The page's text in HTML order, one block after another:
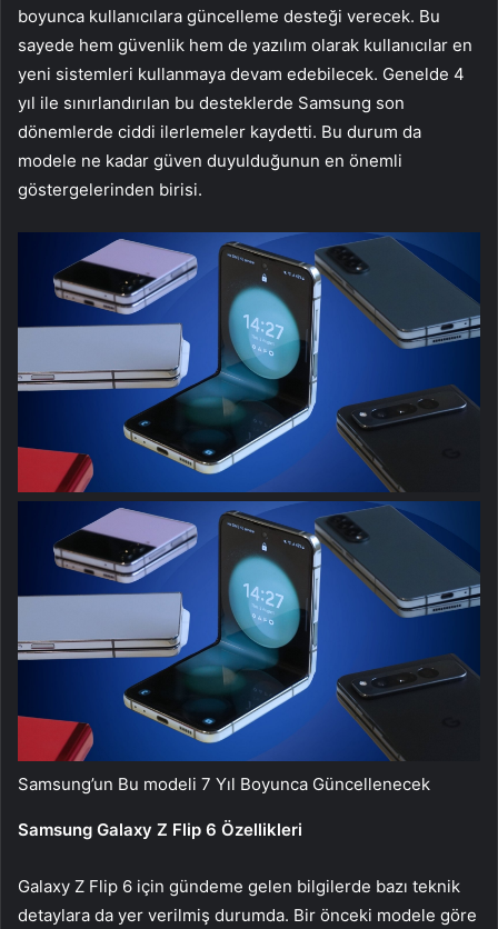
boyunca kullanıcılara güncelleme desteği verecek. Bu
sayede hem güvenlik hem de yazılım olarak kullanıcılar en
yeni sistemleri kullanmaya devam edebilecek. Genelde 4
yıl ile sınırlandırılan bu desteklerde Samsung son
dönemlerde ciddi ilerlemeler kaydetti. Bu durum da
modele ne kadar güven duyulduğunun en önemli
göstergelerinden birisi.
Samsung’un Bu modeli 7 Yıl Boyunca Güncellenecek
Samsung Galaxy Z Flip 6 Özellikleri
Galaxy Z Flip 6 için gündeme gelen bilgilerde bazı teknik
detaylara da yer verilmiş durumda. Bir önceki modele göre